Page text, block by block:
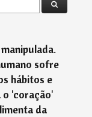
sofre
hábitos e
o 'coração'
da